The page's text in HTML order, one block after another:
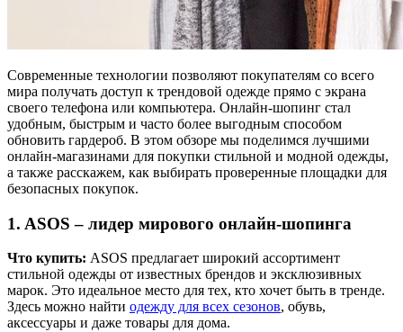
Современные технологии позволяют покупателям со всего
мира получать доступ к трендовой одежде прямо с экрана
своего телефона или компьютера. Онлайн-шопинг стал
удобным, быстрым и часто более выгодным способом
обновить гардероб. В этом обзоре мы поделимся лучшими
онлайн-магазинами для покупки стильной и модной одежды,
а также расскажем, как выбирать проверенные площадки для
безопасных покупок.
1. ASOS – лидер мирового онлайн-шопинга
Что купить: ASOS предлагает широкий ассортимент
стильной одежды от известных брендов и эксклюзивных
марок. Это идеальное место для тех, кто хочет быть в тренде.
Здесь можно найти одежду для всех сезонов, обувь,
аксессуары и даже товары для дома.